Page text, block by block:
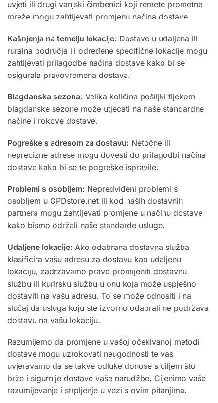
uvjeti ili drugi vanjski čimbenici koji remete prometne
mreže mogu zahtijevati promjenu načina dostave.
Kašnjenja na temelju lokacije: Dostave u udaljena ili
ruralna područja ili određene specifične lokacije mogu
zahtijevati prilagodbe načina dostave kako bi se
osigurala pravovremena dostava.
Blagdanska sezona: Velika količina pošiljki tijekom
blagdanske sezone može utjecati na naše standardne
načine i rokove dostave.
Pogreške s adresom za dostavu: Netočne ili
neprecizne adrese mogu dovesti do prilagodbi načina
dostave kako bi se te pogreške ispravile.
Problemi s osobljem: Nepredviđeni problemi s
osobljem u GPDstore.net ili kod naših dostavnih
partnera mogu zahtijevati promjene u načinu dostave
kako bismo održali naše standarde usluge.
Udaljene lokacije: Ako odabrana dostavna služba
klasificira vašu adresu za dostavu kao udaljenu
lokaciju, zadržavamo pravo promijeniti dostavnu
službu ili kurirsku službu u onu koja može uspješno
dostaviti na vašu adresu. To se može odnositi i na
slučaj da usluga koju ste izvorno odabrali ne podržava
dostavu na vašu lokaciju.
Razumijemo da promjene u vašoj očekivanoj metodi
dostave mogu uzrokovati neugodnosti te vas
uvjeravamo da se takve odluke donose s ciljem što
brže i sigurnije dostave vaše narudžbe. Cijenimo vaše
razumijevanje i strpljenje u vezi s ovim pitanjima.